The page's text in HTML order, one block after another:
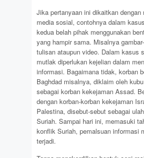
Jika pertanyaan ini dikaitkan dengan
media sosial, contohnya dalam
kedua belah pihak menggunakan
yang hampir sama. Misalnya
tulisan ataupun video. Dalam kasus
mutlak diperlukan kejelian dalam
informasi. Bagaimana tidak, korban
Baghdad misalnya, diklaim oleh
sebagai korban kekejaman Assad.
dengan korban-korban kekejaman
Palestina, disebut-sebut sebagai
Suriah. Sampai hari ini, memasuki
konflik Suriah, pemalsuan informasi
terjadi.